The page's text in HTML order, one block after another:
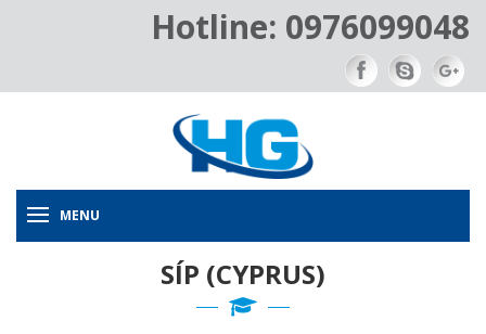
Hotline: 0976099048
MENU
SÍP (CYPRUS)